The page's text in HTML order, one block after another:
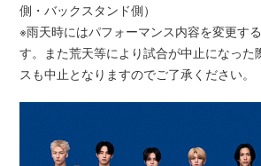
側・バックスタンド側）
※雨天時にはパフォーマンス内容を変更す
す。また荒天等により試合が中止になった
スも中止となりますのでご了承ください。